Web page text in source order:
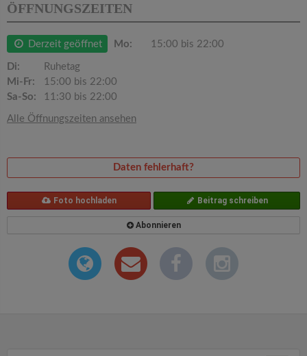
ÖFFNUNGSZEITEN
Derzeit geöffnet Mo: 15:00 bis 22:00
Di:
Ruhetag
Mi-Fr:
15:00 bis 22:00
Sa-So:
11:30 bis 22:00
Alle Öffnungszeiten ansehen
Daten fehlerhaft?
Foto hochladen Beitrag schreiben
Abonnieren
a
n